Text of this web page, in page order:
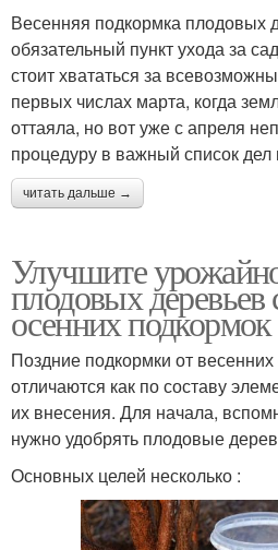
Весенняя подкормка плодовых
обязательный пункт ухода за
стоит хвататься за
первых числах марта, когда
оттаяла, но вот уже с апреля
процедуру в важный список дел
читать дальше →
Улучшите
плодовых
осенних подкормок
Поздние подкормки от
отличаются как по составу
их внесения. Для начала,
нужно удобрять плодовые
Основных целей несколько :